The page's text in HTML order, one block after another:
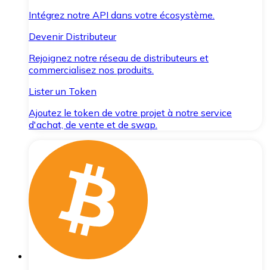
Intégrez notre API dans votre écosystème.
Devenir Distributeur
Rejoignez notre réseau de distributeurs et
commercialisez nos produits.
Lister un Token
Ajoutez le token de votre projet à notre service
d'achat, de vente et de swap.